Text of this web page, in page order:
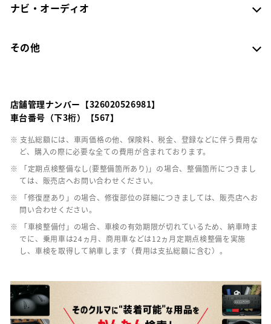
ナビ・オーディオ
その他
店舗管理ナンバー【326020526981】
車台番号（下3桁）【567】
※ 支払総額には、車両価格の他、保険料、税金、登録などに伴う費用な
ど、購入の際に必要な全ての費用が含まれております。
※ 「定期点検整備なし(要整備箇所あり)」の場合、整備箇所につきまし
ては、販売店へお問い合わせください。
※ 「修復歴あり」の場合、修復部位の詳細につきましては、販売店へお
問い合わせください。
※ 「車検整備付」の場合、車検の有効期限が切れているため、納車時ま
でに、乗用車は24ヵ月、商用車などは12ヵ月定期点検整備を実施
し、車検を取得して納車します（費用は支払総額に含む）。